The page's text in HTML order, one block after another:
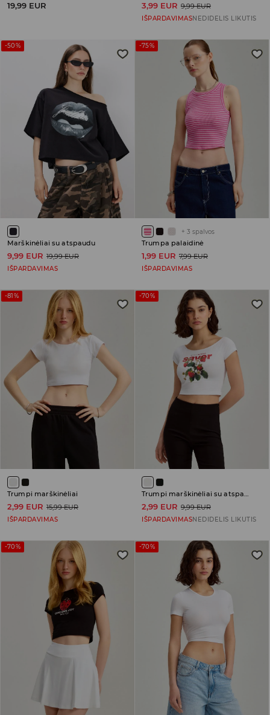
19,99 EUR 3,99 EUR 9,99 EUR
IŠPARDAVIMASNEDIDELIS LIKUTIS
-50%
Marškinėliai su atspaudu
9,99 EUR 19,99 EUR
IŠPARDAVIMAS
-75%
+ 3 spalvos
Trumpa palaidinė
1,99 EUR 7,99 EUR
IŠPARDAVIMAS
-81%
Trumpi marškinėliai
2,99 EUR 15,99 EUR
IŠPARDAVIMAS
-70%
Trumpi marškinėliai su atspaudu
2,99 EUR 9,99 EUR
IŠPARDAVIMASNEDIDELIS LIKUTIS
-70% -70%